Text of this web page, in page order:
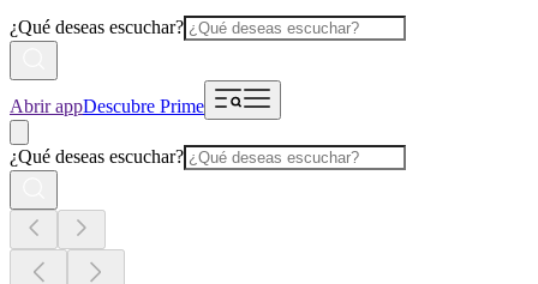
¿Qué deseas escuchar?
Abrir appDescubre Prime
¿Qué deseas escuchar?